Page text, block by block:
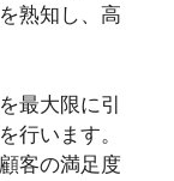
熟知し、高
最大限に引
行います。
客の満足度